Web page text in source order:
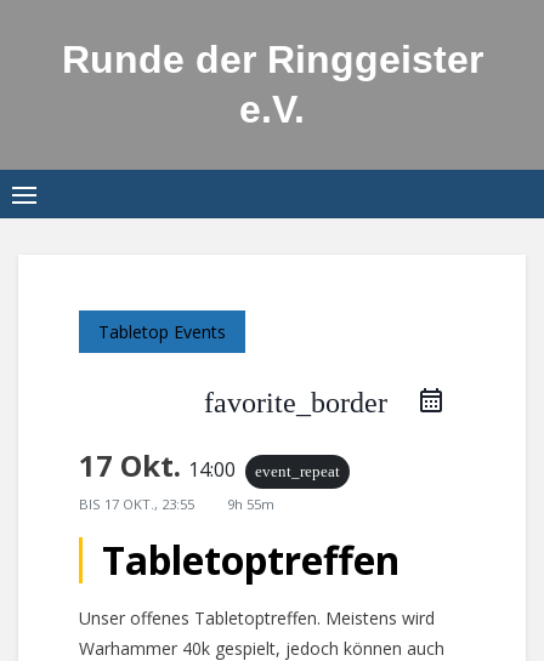
Runde der Ringgeister
e.V.
Tabletop Events
favorite_border
17 Okt. 14:00 event_repeat
BIS 17 OKT., 23:55 9h 55m
Tabletoptreffen
Unser offenes Tabletoptreffen. Meistens wird
Warhammer 40k gespielt, jedoch können auch